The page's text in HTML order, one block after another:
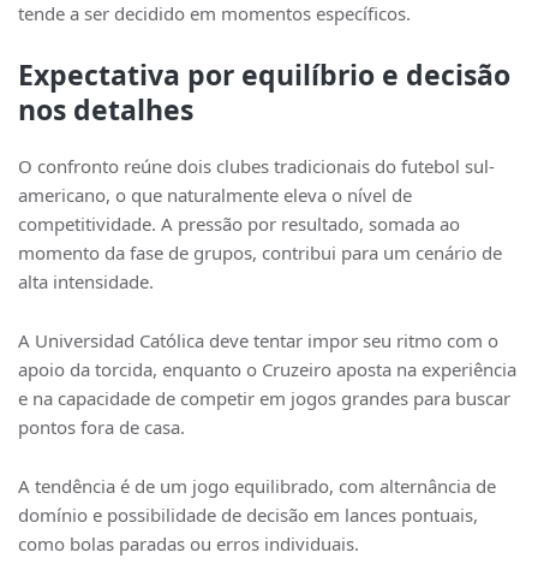
tende a ser decidido em momentos específicos.
Expectativa por equilíbrio e decisão
nos detalhes
O confronto reúne dois clubes tradicionais do futebol sul-
americano, o que naturalmente eleva o nível de
competitividade. A pressão por resultado, somada ao
momento da fase de grupos, contribui para um cenário de
alta intensidade.
A Universidad Católica deve tentar impor seu ritmo com o
apoio da torcida, enquanto o Cruzeiro aposta na experiência
e na capacidade de competir em jogos grandes para buscar
pontos fora de casa.
A tendência é de um jogo equilibrado, com alternância de
domínio e possibilidade de decisão em lances pontuais,
como bolas paradas ou erros individuais.